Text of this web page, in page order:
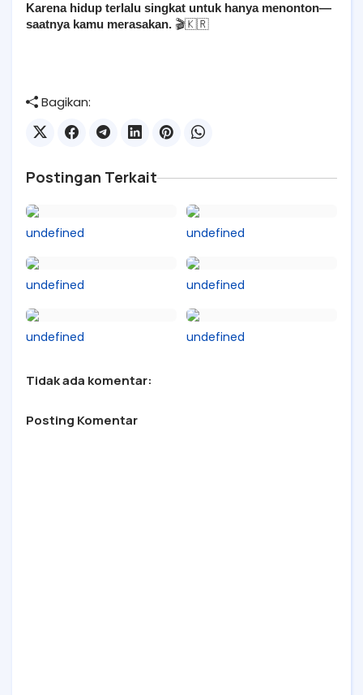
Karena hidup terlalu singkat untuk hanya menonton—
saatnya kamu merasakan. 🎬🇰🇷
Bagikan:
Postingan Terkait
undefined undefined
undefined undefined
undefined undefined
Tidak ada komentar:
Posting Komentar